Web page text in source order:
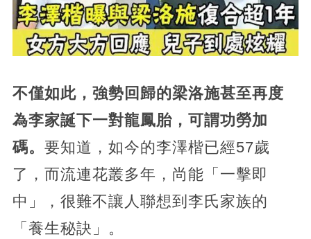
不僅如此，強勢回歸的梁洛施甚至再度
為李家誕下一對龍鳳胎，可謂功勞加
碼。 要知道，如今的李澤楷已經57歲
了，而流連花叢多年，尚能「一擊即
中」，很難不讓人聯想到李氏家族的
「養生秘訣」。